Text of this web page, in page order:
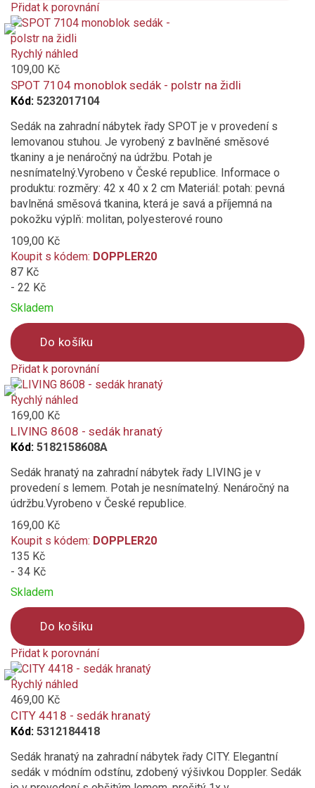
Přidat k porovnání
Product
is
added
to
compare
Rychlý náhled
109,00 Kč
SPOT 7104 monoblok sedák - polstr na židli
Kód: 5232017104
Sedák na zahradní nábytek řady SPOT je v provedení s
lemovanou stuhou. Je vyrobený z bavlněné směsové
tkaniny a je nenáročný na údržbu. Potah je
nesnímatelný.Vyrobeno v České republice. Informace o
produktu: rozměry: 42 x 40 x 2 cm Materiál: potah: pevná
bavlněná směsová tkanina, která je savá a příjemná na
pokožku výplň: molitan, polyesterové rouno
109,00 Kč
Koupit s kódem: DOPPLER20
87 Kč
- 22 Kč
Skladem
Do košíku
Přidat k porovnání
Product
is
added
to
compare
Rychlý náhled
169,00 Kč
LIVING 8608 - sedák hranatý
Kód: 5182158608A
Sedák hranatý na zahradní nábytek řady LIVING je v
provedení s lemem. Potah je nesnímatelný. Nenáročný na
údržbu.Vyrobeno v České republice.
169,00 Kč
Koupit s kódem: DOPPLER20
135 Kč
- 34 Kč
Skladem
Do košíku
Přidat k porovnání
Product
is
added
to
compare
Rychlý náhled
469,00 Kč
CITY 4418 - sedák hranatý
Kód: 5312184418
Sedák hranatý na zahradní nábytek řady CITY. Elegantní
sedák v módním odstínu, zdobený výšivkou Doppler. Sedák